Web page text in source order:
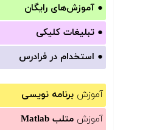
● آموزش‌های رایگان
● تبلیغات کلیکی
● استخدام در فرادرس
آموزش برنامه نویسی
آموزش متلب Matlab